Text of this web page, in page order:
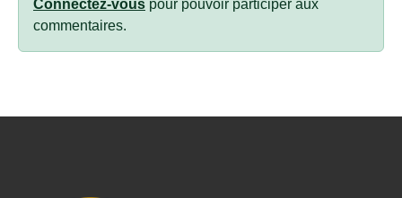
Connectez-vous pour pouvoir participer aux
commentaires.